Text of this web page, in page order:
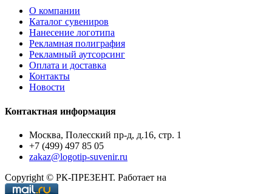
О компании
Каталог сувениров
Нанесение логотипа
Рекламная полиграфия
Рекламный аутсорсинг
Оплата и доставка
Контакты
Новости
Контактная информация
Москва, Полесский пр-д, д.16, стр. 1
+7 (499) 497 85 05
zakaz@logotip-suvenir.ru
Copyright © РК-ПРЕЗЕНТ. Работает на